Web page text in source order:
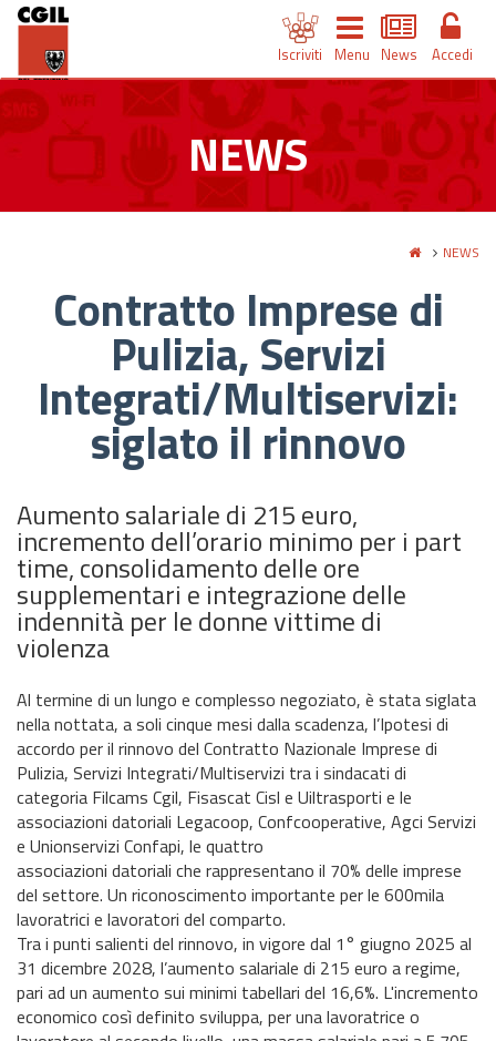
Iscriviti Menu News Accedi
NEWS
NEWS
Contratto Imprese di
Pulizia, Servizi
Integrati/Multiservizi:
siglato il rinnovo
Aumento salariale di 215 euro,
incremento dell’orario minimo per i part
time, consolidamento delle ore
supplementari e integrazione delle
indennità per le donne vittime di
violenza
Al termine di un lungo e complesso negoziato, è stata siglata
nella nottata, a soli cinque mesi dalla scadenza, l’Ipotesi di
accordo per il rinnovo del Contratto Nazionale Imprese di
Pulizia, Servizi Integrati/Multiservizi tra i sindacati di
categoria Filcams Cgil, Fisascat Cisl e Uiltrasporti e le
associazioni datoriali Legacoop, Confcooperative, Agci Servizi
e Unionservizi Confapi, le quattro
associazioni datoriali che rappresentano il 70% delle imprese
del settore. Un riconoscimento importante per le 600mila
lavoratrici e lavoratori del comparto.
Tra i punti salienti del rinnovo, in vigore dal 1° giugno 2025 al
31 dicembre 2028, l’aumento salariale di 215 euro a regime,
pari ad un aumento sui minimi tabellari del 16,6%. L'incremento
economico così definito sviluppa, per una lavoratrice o